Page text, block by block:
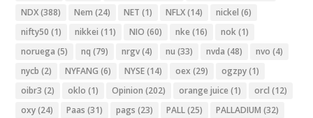
NDX(388) Nem (24) NET (1) NFLX(14) nickel (6)
nifty50 (1) nikkei (11) NIO (60) nke (16) nok(1)
noruega (5) nq (79) nrgv(4) nu (33) nvda (48) nvo (4)
nycb (2) NYFANG (6) NYSE(14) oex (29) ogzpy(1)
oibr3 (2) oklo (1) Opinion (202) orange juice (1) orcl (12)
oxy(24) Paas (31) pags (23) PALL(25) PALLADIUM (32)